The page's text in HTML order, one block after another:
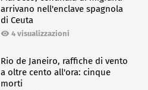
arrivano nell'enclave spagnola
di Ceuta
4 visualizzazioni
Rio de Janeiro, raffiche di vento
a oltre cento all'ora: cinque
morti